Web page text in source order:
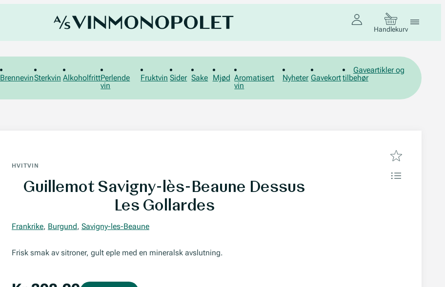
Handlekurv
BrennevinSterkvin AlkoholfrittPerlende
vin
Fruktvin Sider Sake Mjød Aromatisert
vin
Nyheter Gavekort
Gaveartikler og
tilbehør
HVITVIN
Guillemot Savigny-lès-Beaune Dessus
Les Gollardes
Frankrike, Burgund, Savigny-les-Beaune
Frisk smak av sitroner, gult eple med en mineralsk avslutning.